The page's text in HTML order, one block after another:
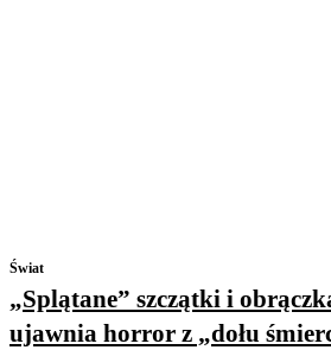
Świat
„Splątane” szczątki i
ujawnia horror z „dołu